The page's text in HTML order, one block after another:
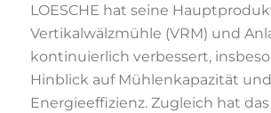
LOESCHE hat seine
Vertikalwälzmühle (VRM) und
kontinuierlich verbessert,
Hinblick auf Mühlenkapazität und
Energieeffizienz. Zugleich hat das